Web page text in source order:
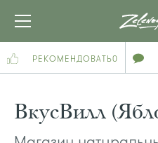
РЕКОМЕНДОВАТЬ0
ВкусВилл